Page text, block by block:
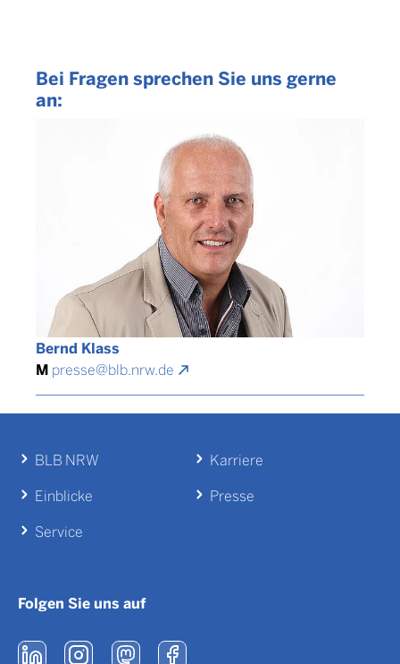
Bei Fragen sprechen Sie uns gerne
an:
Bernd Klass
M presse@blb.nrw.de
BLB NRW
Einblicke
Service
Karriere
Presse
Folgen Sie uns auf